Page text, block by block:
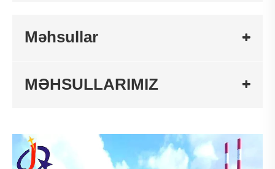
Məhsullar
MƏHSULLARIMIZ